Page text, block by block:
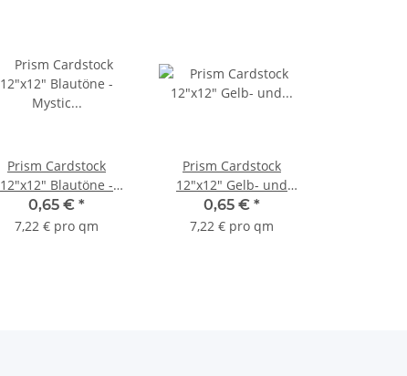
Prism Cardstock
12"x12" Blautöne -
Mystic Medium
0,65 € *
7,22 € pro qm
Prism Cardstock
12"x12" Gelb- und
Orangetöne - Frosted
Yellow
0,65 € *
7,22 € pro qm